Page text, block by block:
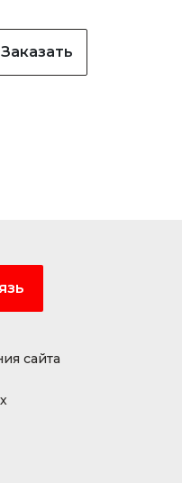
Заказать
сайта